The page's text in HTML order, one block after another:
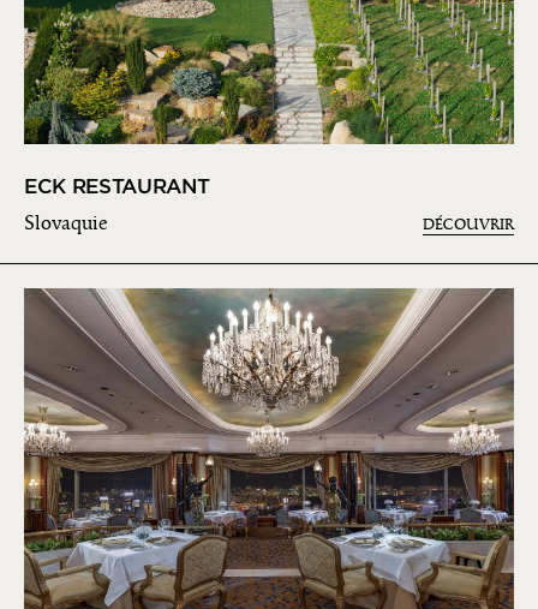
ECK RESTAURANT
Slovaquie DÉCOUVRIR